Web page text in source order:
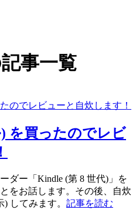
記事一覧
を買ったのでレビ
ダー「Kindle (第 8 世代)」を
をお話します。その後、自炊
してみます。 記事を読む